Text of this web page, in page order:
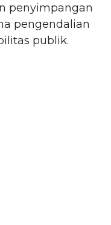
penyimpangan
pengendalian
publik.